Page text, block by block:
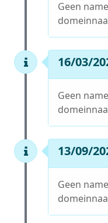
Geen
16/03/
Geen
13/09/
Geen